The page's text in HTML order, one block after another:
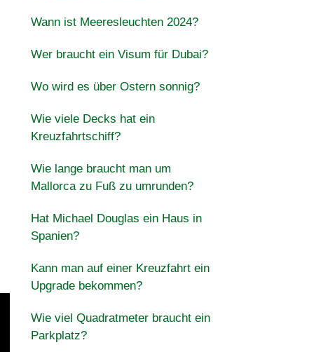
Wann ist Meeresleuchten 2024?
Wer braucht ein Visum für Dubai?
Wo wird es über Ostern sonnig?
Wie viele Decks hat ein
Kreuzfahrtschiff?
Wie lange braucht man um
Mallorca zu Fuß zu umrunden?
Hat Michael Douglas ein Haus in
Spanien?
Kann man auf einer Kreuzfahrt ein
Upgrade bekommen?
Wie viel Quadratmeter braucht ein
Parkplatz?